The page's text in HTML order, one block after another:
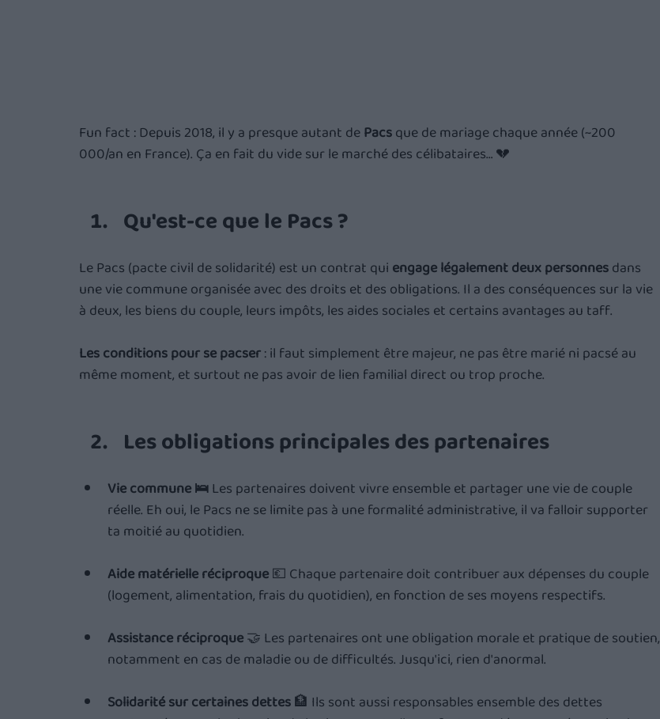
Fun fact : Depuis 2018, il y a presque autant de Pacs que de mariage chaque année (~200
000/an en France). Ça en fait du vide sur le marché des célibataires… 💔
Qu'est-ce que le Pacs ?
Le Pacs (pacte civil de solidarité) est un contrat qui engage légalement deux personnes dans
une vie commune organisée avec des droits et des obligations. Il a des conséquences sur la vie
à deux, les biens du couple, leurs impôts, les aides sociales et certains avantages au taff.
Les conditions pour se pacser : il faut simplement être majeur, ne pas être marié ni pacsé au
même moment, et surtout ne pas avoir de lien familial direct ou trop proche.
Les obligations principales des partenaires
Vie commune 🛌 Les partenaires doivent vivre ensemble et partager une vie de couple
réelle. Eh oui, le Pacs ne se limite pas à une formalité administrative, il va falloir supporter
ta moitié au quotidien.
Aide matérielle réciproque 💶 Chaque partenaire doit contribuer aux dépenses du couple
(logement, alimentation, frais du quotidien), en fonction de ses moyens respectifs.
Assistance réciproque 🤝 Les partenaires ont une obligation morale et pratique de soutien,
notamment en cas de maladie ou de difficultés. Jusqu'ici, rien d'anormal.
Solidarité sur certaines dettes 🏦 Ils sont aussi responsables ensemble des dettes